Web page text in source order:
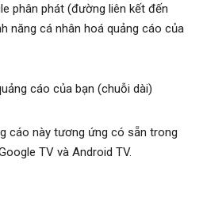
phân phát (đường liên kết đến
năng cá nhân hoá quảng cáo của
cáo của bạn (chuỗi dài)
cáo này tương ứng có sẵn trong
TV và Android TV.